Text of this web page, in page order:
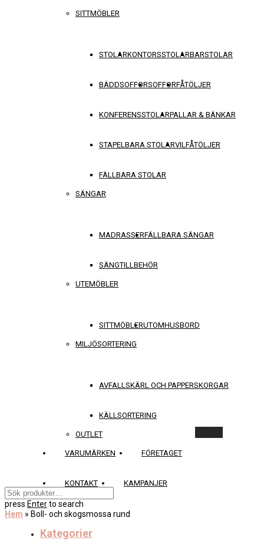
SITTMÖBLER
STOLARKONTORSSTOLARBARSTOLAR
BÄDDSOFFORSOFFORFÅTÖLJER
KONFERENSSTOLARPALLAR & BÄNKAR
STAPELBARA STOLARVILFÅTÖLJER
FÄLLBARA STOLAR
SÄNGAR
MADRASSERFÄLLBARA SÄNGAR
SÄNGTILLBEHÖR
UTEMÖBLER
SITTMÖBLERUTOMHUSBORD
MILJÖSORTERING
AVFALLSKÄRL OCH PAPPERSKORGAR
KÄLLSORTERING
OUTLET
VARUMÄRKEN FÖRETAGET
KONTAKT KAMPANJER
press Enterto search
Hem » Boll- och skogsmossa rund
Kategorier